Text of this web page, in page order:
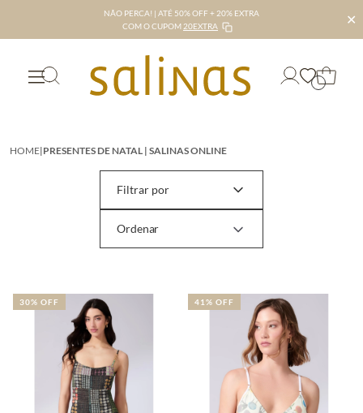
NÃO PERCA! | ATÉ 50% OFF + 20% EXTRA
COM O CUPOM 20EXTRA ✕
HOME|PRESENTES DE NATAL | SALINAS ONLINE
Filtrar por
30% OFF 41% OFF